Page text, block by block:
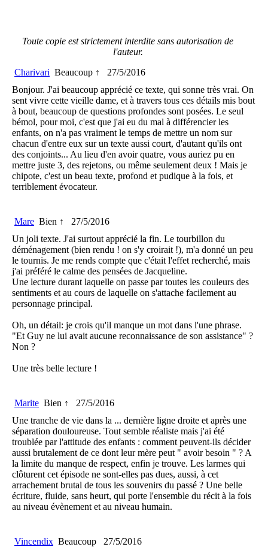
Toute copie est strictement interdite sans autorisation de
l'auteur.
Charivari Beaucoup ↑
27/5/2016
Bonjour. J'ai beaucoup apprécié ce texte, qui sonne très vrai. On
sent vivre cette vieille dame, et à travers tous ces détails mis bout
à bout, beaucoup de questions profondes sont posées. Le seul
bémol, pour moi, c'est que j'ai eu du mal à différencier les
enfants, on n'a pas vraiment le temps de mettre un nom sur
chacun d'entre eux sur un texte aussi court, d'autant qu'ils ont
des conjoints... Au lieu d'en avoir quatre, vous auriez pu en
mettre juste 3, des rejetons, ou même seulement deux ! Mais je
chipote, c'est un beau texte, profond et pudique à la fois, et
terriblement évocateur.
Mare Bien ↑
27/5/2016
Un joli texte. J'ai surtout apprécié la fin. Le tourbillon du
déménagement (bien rendu ! on s'y croirait !), m'a donné un peu
le tournis. Je me rends compte que c'était l'effet recherché, mais
j'ai préféré le calme des pensées de Jacqueline.
Une lecture durant laquelle on passe par toutes les couleurs des
sentiments et au cours de laquelle on s'attache facilement au
personnage principal.
Oh, un détail: je crois qu'il manque un mot dans l'une phrase.
"Et Guy ne lui avait aucune reconnaissance de son assistance" ?
Non ?
Une très belle lecture !
Marite Bien ↑
27/5/2016
Une tranche de vie dans la ... dernière ligne droite et après une
séparation douloureuse. Tout semble réaliste mais j'ai été
troublée par l'attitude des enfants : comment peuvent-ils décider
aussi brutalement de ce dont leur mère peut " avoir besoin " ? A
la limite du manque de respect, enfin je trouve. Les larmes qui
clôturent cet épisode ne sont-elles pas dues, aussi, à cet
arrachement brutal de tous les souvenirs du passé ? Une belle
écriture, fluide, sans heurt, qui porte l'ensemble du récit à la fois
au niveau évènement et au niveau humain.
Vincendix Beaucoup
27/5/2016